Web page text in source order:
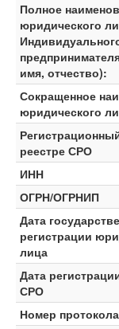
Полное
юридического
имя, отчество):
Сокращенное
юридического
реестре СРО
ИНН
ОГРН/ОГРНИП
Дата
регистрации
лица
Дата
СРО
Номер